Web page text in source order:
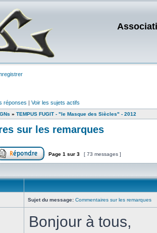
réponses | Voir les sujets actifs
» TEMPUS FUGIT - "le Masque des Siècles" - 2012
sur les remarques
Page 1 sur 3 [ 73 messages ]
Sujet du message: Commentaires sur les remarques
Bonjour à tous,